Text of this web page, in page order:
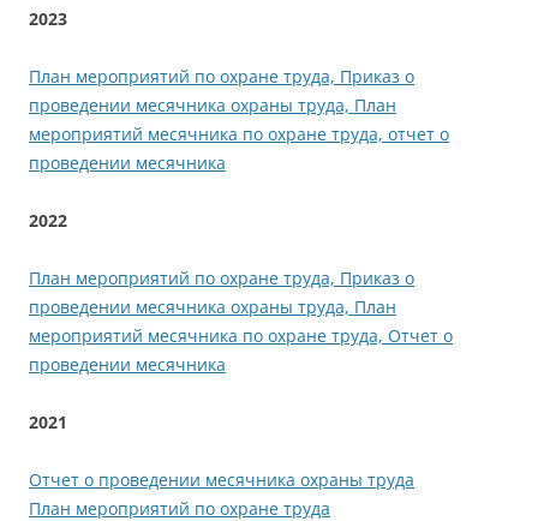
2023
План мероприятий по охране труда, Приказ о
проведении месячника охраны труда, План
мероприятий месячника по охране труда, отчет о
проведении месячника
2022
План мероприятий по охране труда, Приказ о
проведении месячника охраны труда, План
мероприятий месячника по охране труда, Отчет о
проведении месячника
2021
Отчет о проведении месячника охраны труда
План мероприятий по охране труда